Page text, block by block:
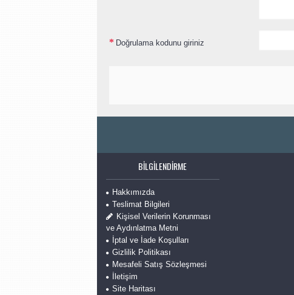
Doğrulama kodunu giriniz
BILGILENDIRME
Hakkımızda
Teslimat Bilgileri
Kişisel Verilerin Korunması
ve Aydınlatma Metni
İptal ve İade Koşulları
Gizlilik Politikası
Mesafeli Satış Sözleşmesi
İletişim
Site Haritası